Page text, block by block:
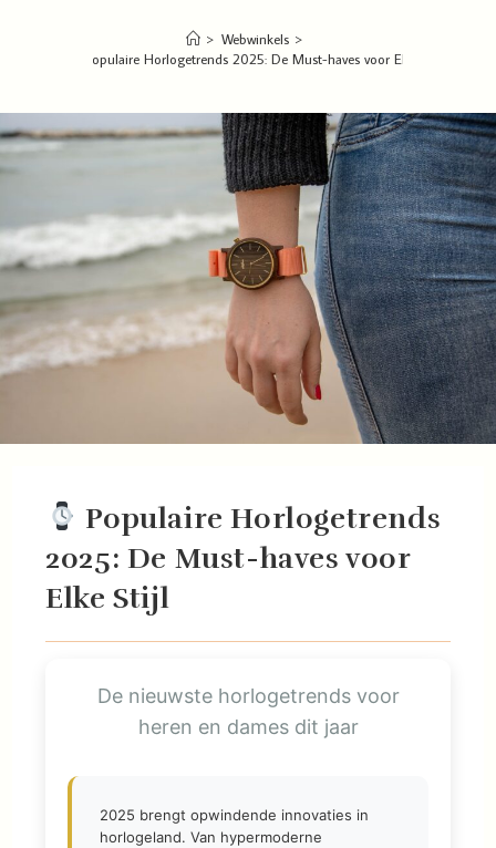
> Webwinkels >
Populaire Horlogetrends 2025: De Must-haves voor Elke Stijl
Populaire Horlogetrends
2025: De Must-haves voor
Elke Stijl
De nieuwste horlogetrends voor
heren en dames dit jaar
2025 brengt opwindende innovaties in
horlogeland. Van hypermoderne